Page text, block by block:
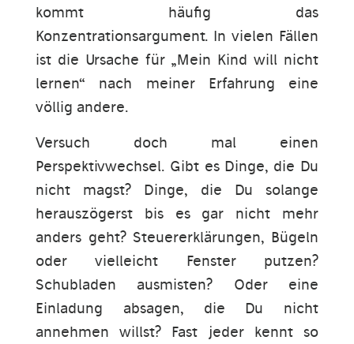
kommt häufig das
Konzentrationsargument. In vielen Fällen
ist die Ursache für „Mein Kind will nicht
lernen“ nach meiner Erfahrung eine
völlig andere.
Versuch doch mal einen
Perspektivwechsel. Gibt es Dinge, die Du
nicht magst? Dinge, die Du solange
herauszögerst bis es gar nicht mehr
anders geht? Steuererklärungen, Bügeln
oder vielleicht Fenster putzen?
Schubladen ausmisten? Oder eine
Einladung absagen, die Du nicht
annehmen willst? Fast jeder kennt so